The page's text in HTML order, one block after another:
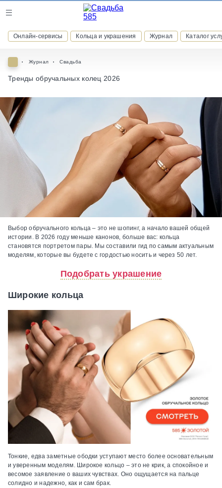
Онлайн-сервисы Кольца и украшения Журнал Каталог
ВСТУПАЙТЕ В КЛУБ ПРИВИЛЕГИЙ
присоединяйтесь к закрытому сообществу и получайте
скидки и бонусы за участие
РЕГИСТРАЦИЯ
Журнал Свадьба
Тренды обручальных колец 2026
Выбор обручального кольца – это не шопинг, а начало вашей общей
истории. В 2026 году меньше канонов, больше вас: кольца
становятся портретом пары. Мы составили гид по самым актуальным
моделям, которые вы будете с гордостью носить и через 50 лет.
Подобрать украшение
Широкие кольца
Тонкие, едва заметные ободки уступают место более основательным
и уверенным моделям. Широкое кольцо – это не крик, а спокойное и
весомое заявление о ваших чувствах. Оно ощущается на пальце
солидно и надежно, как и сам брак.